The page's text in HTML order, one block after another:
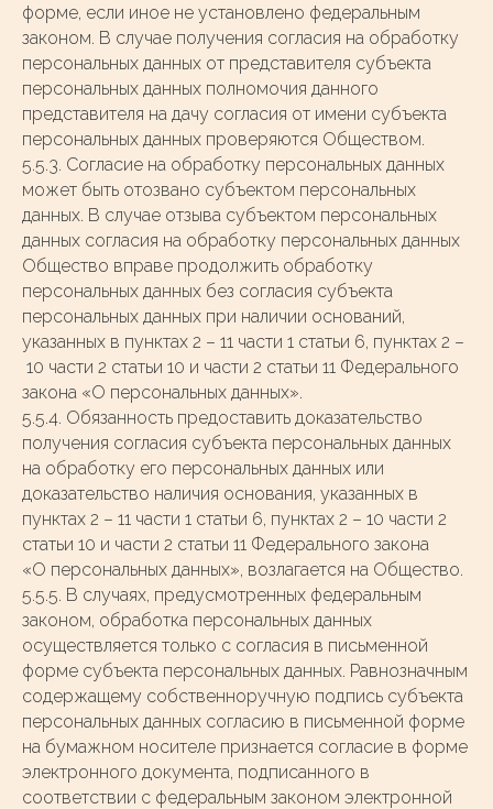
форме, если иное не установлено федеральным
законом. В случае получения согласия на обработку
персональных данных от представителя субъекта
персональных данных полномочия данного
представителя на дачу согласия от имени субъекта
персональных данных проверяются Обществом.
5.5.3. Согласие на обработку персональных данных
может быть отозвано субъектом персональных
данных. В случае отзыва субъектом персональных
данных согласия на обработку персональных данных
Общество вправе продолжить обработку
персональных данных без согласия субъекта
персональных данных при наличии оснований,
указанных в пунктах 2 – 11 части 1 статьи 6, пунктах 2 –
10 части 2 статьи 10 и части 2 статьи 11 Федерального
закона «О персональных данных».
5.5.4. Обязанность предоставить доказательство
получения согласия субъекта персональных данных
на обработку его персональных данных или
доказательство наличия основания, указанных в
пунктах 2 – 11 части 1 статьи 6, пунктах 2 – 10 части 2
статьи 10 и части 2 статьи 11 Федерального закона
«О персональных данных», возлагается на Общество.
5.5.5. В случаях, предусмотренных федеральным
законом, обработка персональных данных
осуществляется только с согласия в письменной
форме субъекта персональных данных. Равнозначным
содержащему собственноручную подпись субъекта
персональных данных согласию в письменной форме
на бумажном носителе признается согласие в форме
электронного документа, подписанного в
соответствии с федеральным законом электронной